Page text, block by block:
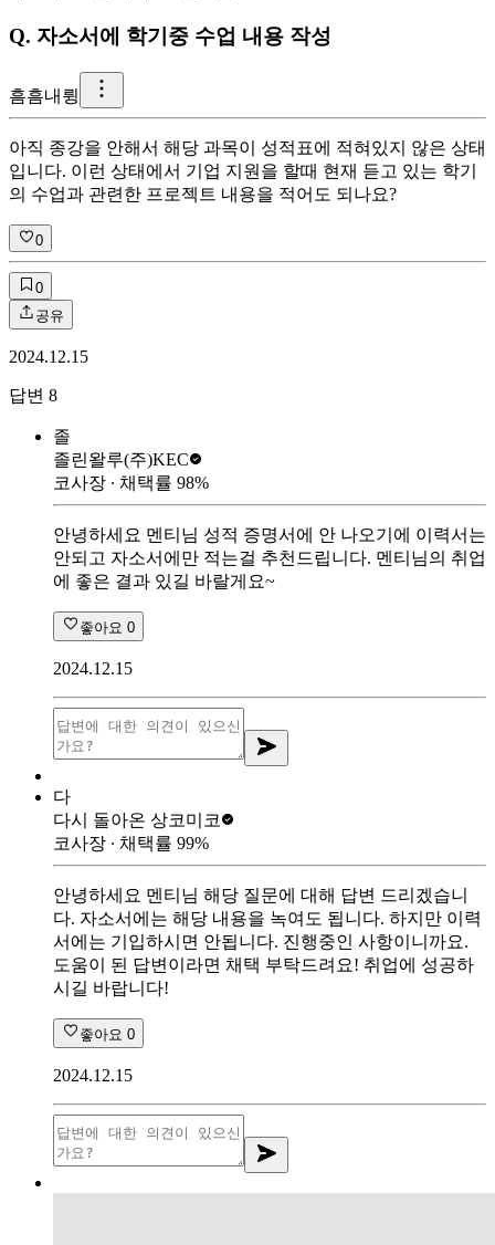
Q. 자소서에 학기중 수업 내용 작성
흠흠내륑
아직 종강을 안해서 해당 과목이 성적표에 적혀있지 않은 상태
입니다. 이런 상태에서 기업 지원을 할때 현재 듣고 있는 학기
의 수업과 관련한 프로젝트 내용을 적어도 되나요?
0
0
공유
2024.12.15
답변 8
졸
졸린왈루(주)KEC
코사장 ∙ 채택률 98%
안녕하세요 멘티님 성적 증명서에 안 나오기에 이력서는
안되고 자소서에만 적는걸 추천드립니다. 멘티님의 취업
에 좋은 결과 있길 바랄게요~
좋아요 0
2024.12.15
다
다시 돌아온 상코미코
코사장 ∙ 채택률 99%
안녕하세요 멘티님 해당 질문에 대해 답변 드리겠습니
다. 자소서에는 해당 내용을 녹여도 됩니다. 하지만 이력
서에는 기입하시면 안됩니다. 진행중인 사항이니까요.
도움이 된 답변이라면 채택 부탁드려요! 취업에 성공하
시길 바랍니다!
좋아요 0
2024.12.15